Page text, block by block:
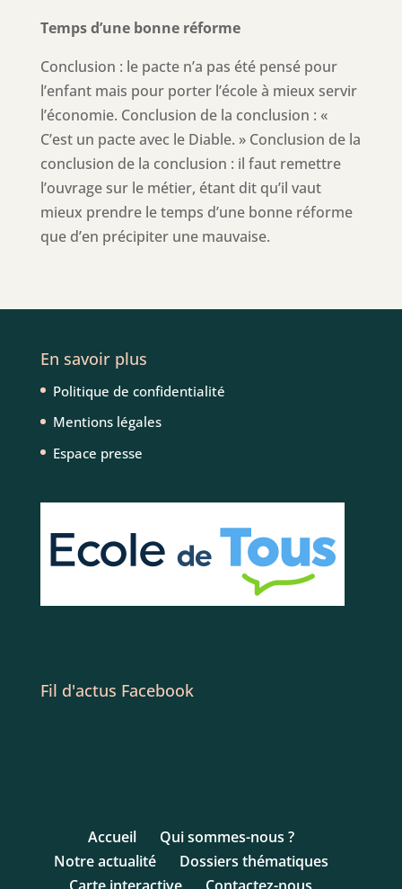
Temps d’une bonne réforme
Conclusion : le pacte n’a pas été pensé pour
l’enfant mais pour porter l’école à mieux servir
l’économie. Conclusion de la conclusion : «
C’est un pacte avec le Diable. » Conclusion de la
conclusion de la conclusion : il faut remettre
l’ouvrage sur le métier, étant dit qu’il vaut
mieux prendre le temps d’une bonne réforme
que d’en précipiter une mauvaise.
En savoir plus
Politique de confidentialité
Mentions légales
Espace presse
Fil d'actus Facebook
Accueil
Qui sommes-nous ?
Notre actualité
Dossiers thématiques